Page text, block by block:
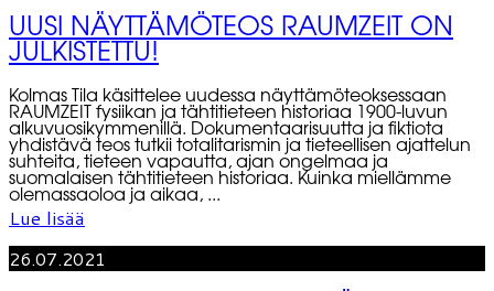
UUSI NÄYTTÄMÖTEOS RAUMZEIT ON
JULKISTETTU!
Kolmas Tila käsittelee uudessa näyttämöteoksessaan
RAUMZEIT fysiikan ja tähtitieteen historiaa 1900-luvun
alkuvuosikymmenillä. Dokumentaarisuutta ja fiktiota
yhdistävä teos tutkii totalitarismin ja tieteellisen ajattelun
suhteita, tieteen vapautta, ajan ongelmaa ja
suomalaisen tähtitieteen historiaa. Kuinka miellämme
olemassaoloa ja aikaa, ...
Lue lisää
26.07.2021